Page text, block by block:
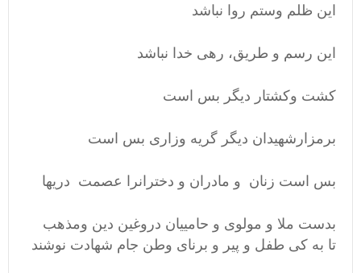
این ظلم وستم روا نباشد
این رسم و طریق، رهی خدا نباشد
کشت وکشتار دیگر بس است
برمزارشهیدان دیگر گریه وزاری بس است
بس است زنان و مادران و دخترانرا عصمت دریها
بدست ملا و مولوی و حامییان دروغین دین ومذهب
تا به کی طفل و پیر و برنای وطن جام شهادت نوشند